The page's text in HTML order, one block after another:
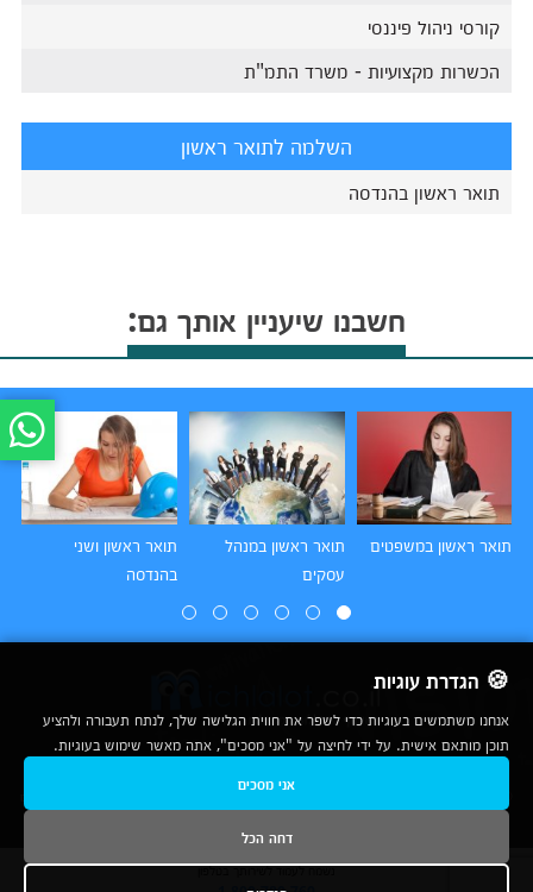
קורסי ניהול פיננסי
הכשרות מקצועיות - משרד התמ"ת
השלמה לתואר ראשון
תואר ראשון בהנדסה
חשבנו שיעניין אותך גם:
תואר ראשון במשפטים
תואר ראשון במנהל
עסקים
תואר ראשון ושני
בהנדסה
© כל הזכויות שמורות לחברת נרד אונליין בע"מ | מכללות|
נשמח לעמוד לשירותך בטלפון
🍪 הגדרת עוגיות
אנחנו משתמשים בעוגיות כדי לשפר את חווית הגלישה שלך, לנתח תעבורה ולהציע
תוכן מותאם אישית. על ידי לחיצה על "אני מסכים", אתה מאשר שימוש בעוגיות.
אני מסכים
דחה הכל